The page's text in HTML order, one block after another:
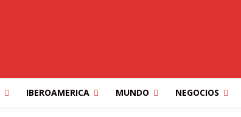
IBEROAMERICA MUNDO NEGOCIOS